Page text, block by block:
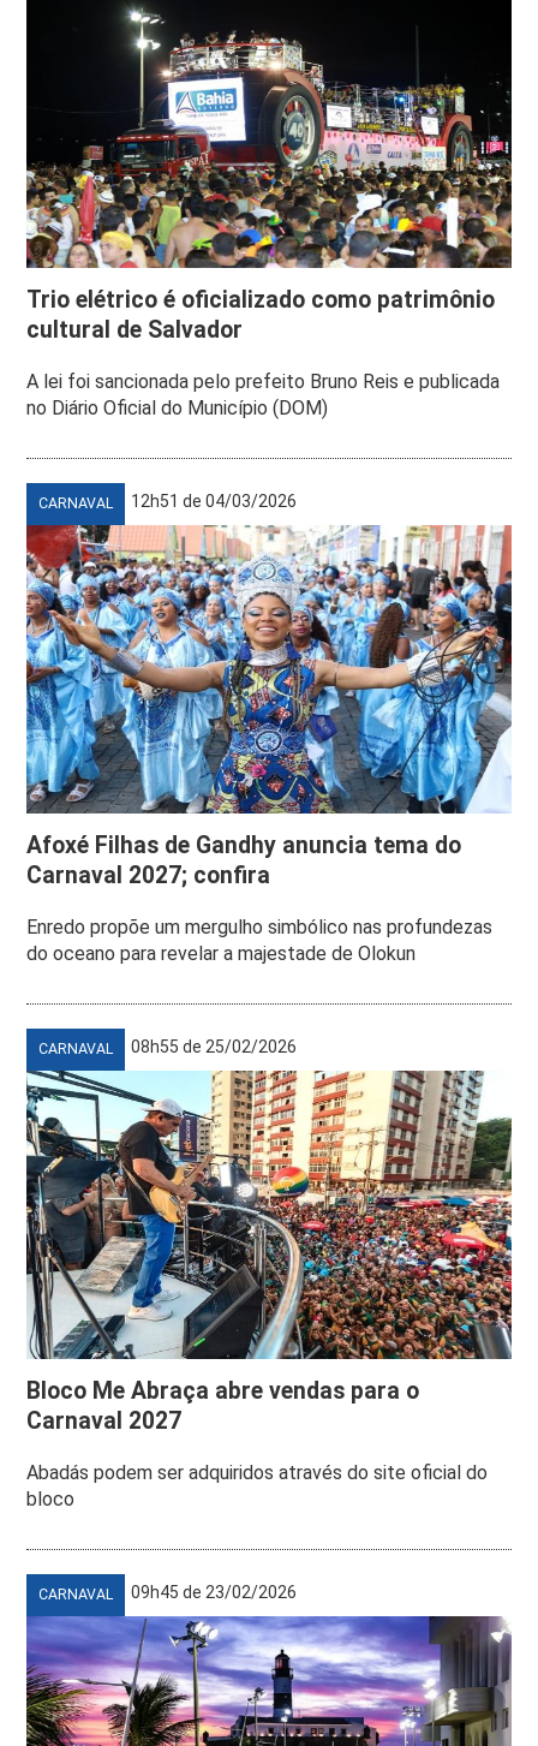
Trio elétrico é oficializado como patrimônio
cultural de Salvador
A lei foi sancionada pelo prefeito Bruno Reis e publicada
no Diário Oficial do Município (DOM)
CARNAVAL 12h51 de 04/03/2026
Afoxé Filhas de Gandhy anuncia tema do
Carnaval 2027; confira
Enredo propõe um mergulho simbólico nas profundezas
do oceano para revelar a majestade de Olokun
CARNAVAL 08h55 de 25/02/2026
Bloco Me Abraça abre vendas para o
Carnaval 2027
Abadás podem ser adquiridos através do site oficial do
bloco
CARNAVAL 09h45 de 23/02/2026